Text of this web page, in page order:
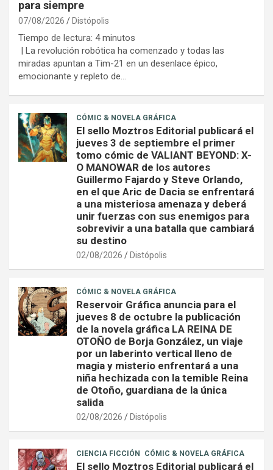
para siempre
07/08/2026 Distópolis
Tiempo de lectura: 4 minutos
| La revolución robótica ha comenzado y todas las
miradas apuntan a Tim-21 en un desenlace épico,
emocionante y repleto de…
CÓMIC & NOVELA GRÁFICA
El sello Moztros Editorial publicará el
jueves 3 de septiembre el primer
tomo cómic de VALIANT BEYOND: X-
O MANOWAR de los autores
Guillermo Fajardo y Steve Orlando,
en el que Aric de Dacia se enfrentará
a una misteriosa amenaza y deberá
unir fuerzas con sus enemigos para
sobrevivir a una batalla que cambiará
su destino
02/08/2026 Distópolis
CÓMIC & NOVELA GRÁFICA
Reservoir Gráfica anuncia para el
jueves 8 de octubre la publicación
de la novela gráfica LA REINA DE
OTOÑO de Borja González, un viaje
por un laberinto vertical lleno de
magia y misterio enfrentará a una
niña hechizada con la temible Reina
de Otoño, guardiana de la única
salida
02/08/2026 Distópolis
CIENCIA FICCIÓN CÓMIC & NOVELA GRÁFICA
El sello Moztros Editorial publicará el